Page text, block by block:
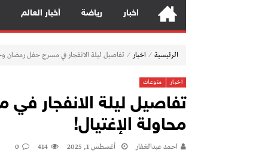
اخبار رياضة أخبار العالم
الرئيسية ⁄ اخبار ⁄ تفاصيل ليلة الانفجار في مسرح حفل رمضان
اخبار منوعات
تفاصيل ليلة الانفجار
محاولة الإغتيال!
احمد عبدالغفار أغسطس 1, 2025 414
0